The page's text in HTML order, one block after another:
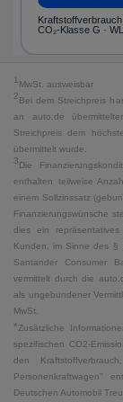
CO₂-Klasse G ·
1 MwSt. ausweisbar
2Bei dem Streichpreis
an auto.de
Streichpreis dem
übermittelt wurde.
3Die
enthalten teilweise
einem Sollzinssatz
Finanzierungswünsche
dies ein
Kunden, im Sinne des §
Santander Consumer
vermittelt durch die
als ungebundener
MwSt.
*Zusätzliche
spezifischen CO2-
den
Personenkraftwagen"
Deutschen Automobil